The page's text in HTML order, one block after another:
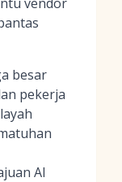
besar
pekerja
AI